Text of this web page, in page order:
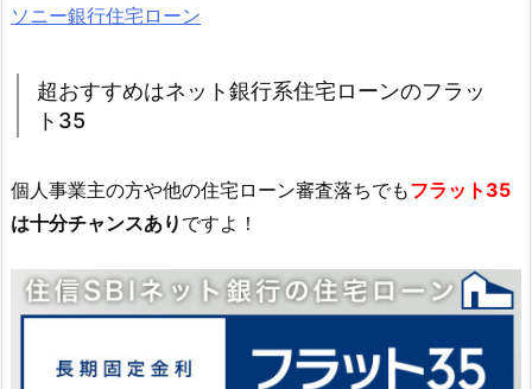
ソニー銀行住宅ローン
超おすすめはネット銀行系住宅ローンのフラッ
ト35
個人事業主の方や他の住宅ローン審査落ちでもフラット35
は十分チャンスあり ですよ！